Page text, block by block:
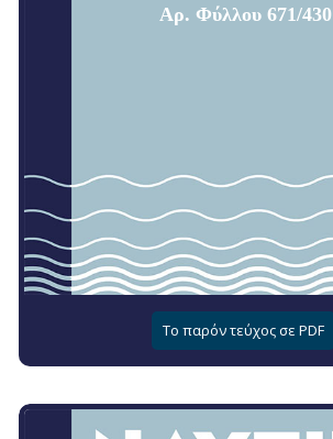
Αρ. Φύλλου 671/430
Το παρόν τεύχος σε PDF